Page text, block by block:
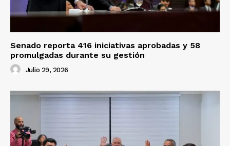
Senado reporta 416 iniciativas aprobadas y 58
promulgadas durante su gestión
Julio 29, 2026